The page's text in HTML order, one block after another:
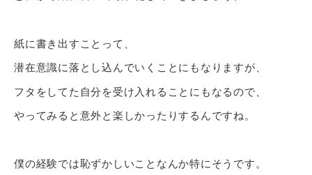
紙に書き出すことって、
潜在意識に落とし込んでいくことにもなりますが、
フタをしてた自分を受け入れることにもなるので、
やってみると意外と楽しかったりするんですね。
僕の経験では恥ずかしいことなんか特にそうです。